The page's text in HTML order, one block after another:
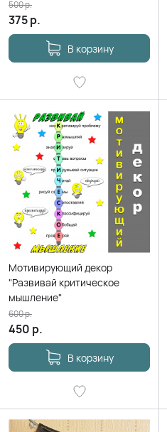
375р.
500р.
В корзину
Мотивирующий декор
"Развивай критическое
мышление"
450 р.
600р.
В корзину